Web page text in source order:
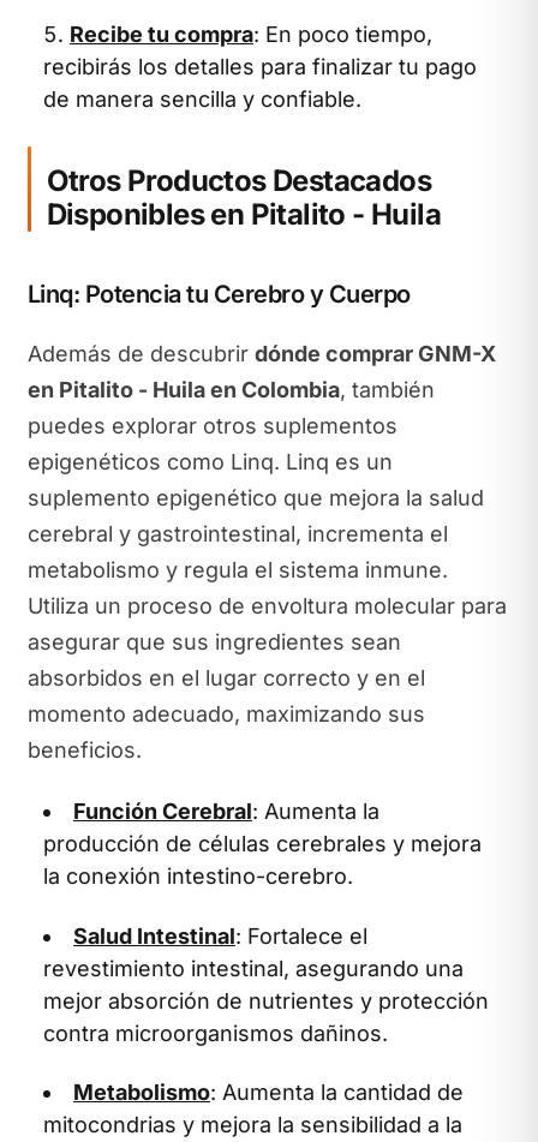
Recibe tu compra: En poco tiempo,
recibirás los detalles para finalizar tu pago
de manera sencilla y confiable.
Otros Productos Destacados
Disponibles en Pitalito - Huila
Linq: Potencia tu Cerebro y Cuerpo
Además de descubrir dónde comprar GNM-X
en Pitalito - Huila en Colombia, también
puedes explorar otros suplementos
epigenéticos como Linq. Linq es un
suplemento epigenético que mejora la salud
cerebral y gastrointestinal, incrementa el
metabolismo y regula el sistema inmune.
Utiliza un proceso de envoltura molecular para
asegurar que sus ingredientes sean
absorbidos en el lugar correcto y en el
momento adecuado, maximizando sus
beneficios.
Función Cerebral: Aumenta la
producción de células cerebrales y mejora
la conexión intestino-cerebro.
Salud Intestinal: Fortalece el
revestimiento intestinal, asegurando una
mejor absorción de nutrientes y protección
contra microorganismos dañinos.
Metabolismo: Aumenta la cantidad de
mitocondrias y mejora la sensibilidad a la